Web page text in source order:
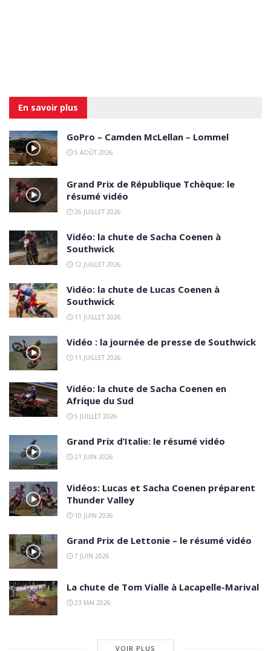
En savoir plus
GoPro – Camden McLellan – Lommel
5 AOÛT 2026
Grand Prix de République Tchèque: le
résumé vidéo
26 JUILLET 2026
Vidéo: la chute de Sacha Coenen à
Southwick
12 JUILLET 2026
Vidéo: la chute de Lucas Coenen à
Southwick
11 JUILLET 2026
Vidéo : la journée de presse de Southwick
11 JUILLET 2026
Vidéo: la chute de Sacha Coenen en
Afrique du Sud
5 JUILLET 2026
Grand Prix d’Italie: le résumé vidéo
21 JUIN 2026
Vidéos: Lucas et Sacha Coenen préparent
Thunder Valley
10 JUIN 2026
Grand Prix de Lettonie – le résumé vidéo
7 JUIN 2026
La chute de Tom Vialle à Lacapelle-Marival
23 MAI 2026
VOIR PLUS